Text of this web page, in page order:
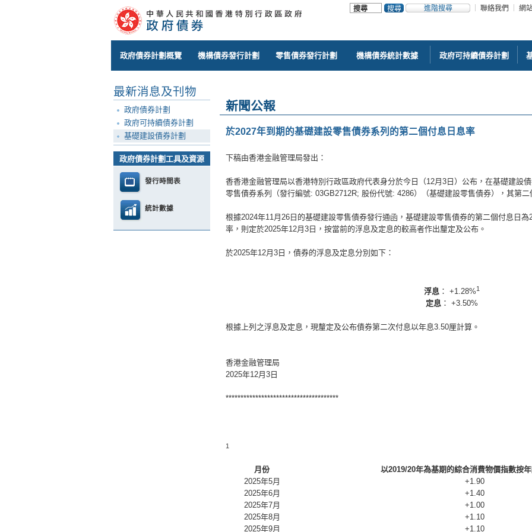
進階搜尋 聯絡我們 網
政府債券計劃概覽 機構債券發行計劃 零售債券發行計劃 機構債券統計數據 政府可持續債券計劃
最新消息及刊物
政府債券計劃
政府可持續債券計劃
基礎建設債券計劃
政府債券計劃工具及資源
發行時間表
統計數據
新聞公報
於2027年到期的基礎建設零售債券系列的第二個付息日息率
下稿由香港金融管理局發出：
香香港金融管理局以香港特別行政區政府代表身分於今日（12月3日）公布，在基礎建設
零售債券系列（發行編號: 03GB2712R; 股份代號: 4286）（基礎建設零售債券），其第二
根據2024年11月26日的基礎建設零售債券發行通函，基礎建設零售債券的第二個付息日
率，則定於2025年12月3日，按當前的浮息及定息的較高者作出釐定及公布。
於2025年12月3日，債券的浮息及定息分別如下：
浮息 ： +1.28%1
定息 ： +3.50%
根據上列之浮息及定息，現釐定及公布債券第二次付息以年息3.50厘計算。
香港金融管理局
2025年12月3日
**************************************
1
月份
以2019/20年為基期的綜合消費物價指數按
2025年5月
+1.90
2025年6月
+1.40
2025年7月
+1.00
2025年8月
+1.10
2025年9月
+1.10